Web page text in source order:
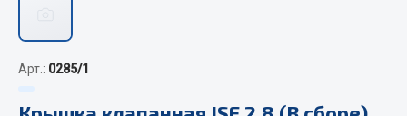
QITONG
Арт.: 0285/1